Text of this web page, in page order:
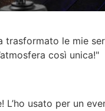
trasformato le mie
così unica!"
usato per un